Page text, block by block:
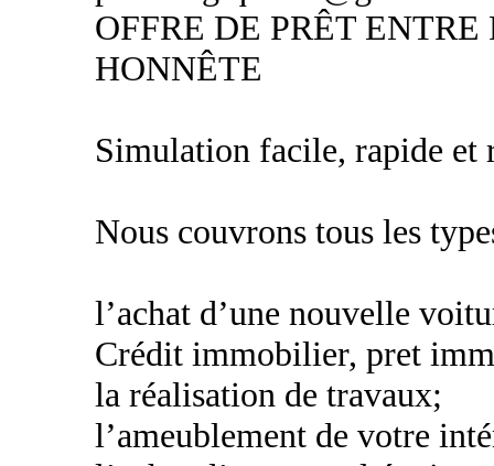
OFFRE DE PRÊT
HONNÊTE
Simulation facile, rapide et
Nous couvrons tous les
l’achat d’une nouvelle
Crédit immobilier, pret
la réalisation de travaux;
l’ameublement de votre